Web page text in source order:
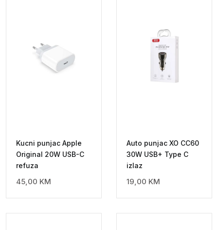
Kucni punjac Apple
Original 20W USB-C
refuza
45,00 KM
Auto punjac XO CC60
30W USB+ Type C
izlaz
19,00 KM